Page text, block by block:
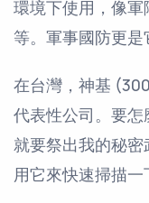
環境下使用，像
等。軍事國防更是
在台灣，神基
代表性公司。要
就要祭出我的秘
用它來快速掃描一